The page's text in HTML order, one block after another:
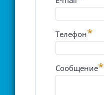
Телефон*
Сообщение*